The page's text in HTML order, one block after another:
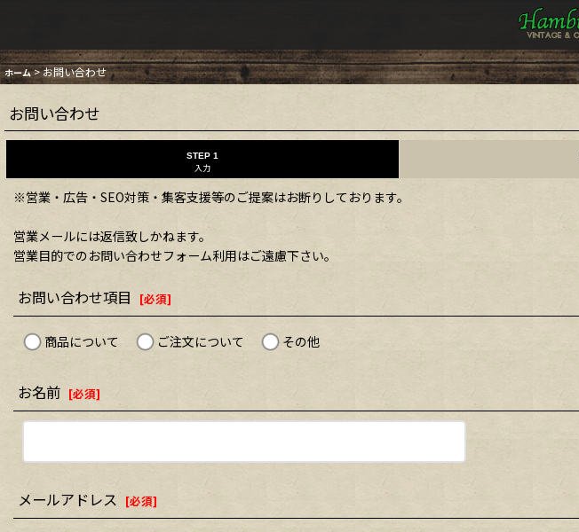
ホーム >お問い合わせ
お問い合わせ
STEP 1
入力
※営業・広告・SEO対策・集客支援等のご提案はお断りしております。
営業メールには返信致しかねます。
営業目的でのお問い合わせフォーム利用はご遠慮下さい。
お問い合わせ項目 [必須]
商品について ご注文について その他
お名前 [必須]
メールアドレス [必須]